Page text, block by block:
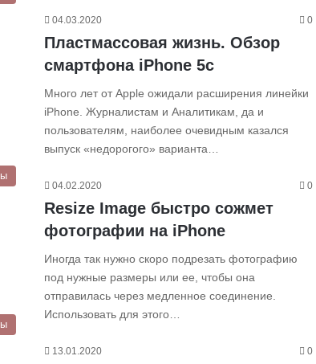
04.03.2020 0
Пластмассовая жизнь. Обзор
смартфона iPhone 5c
Много лет от Apple ожидали расширения линейки
iPhone. Журналистам и Аналитикам, да и
пользователям, наиболее очевидным казался
выпуск «недорогого» варианта…
04.02.2020 0
Resize Image быстро сожмет
фотографии на iPhone
Иногда так нужно скоро подрезать фотографию
под нужные размеры или ее, чтобы она
отправилась через медленное соединение.
Использовать для этого…
13.01.2020 0